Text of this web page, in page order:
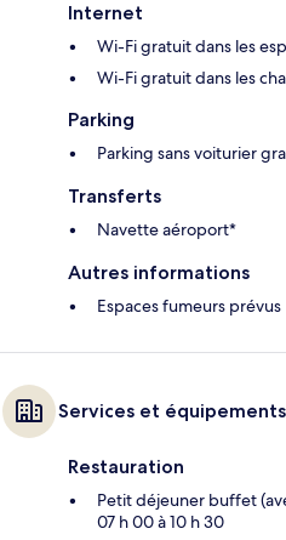
Internet
Wi-Fi gratuit dans les
Wi-Fi gratuit dans les
Parking
Parking sans voiturier
Transferts
Navette aéroport*
Autres informations
Espaces fumeurs prévus
Services et équipements
Restauration
Petit déjeuner buffet
07 h 00 à 10 h 30